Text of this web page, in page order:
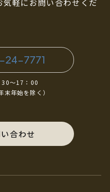
軽にお問い合わせくだ
24-7771
30～17：00
末年始を除く）
合わせ